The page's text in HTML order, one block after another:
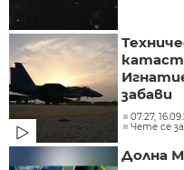
забави
07:27,
Чете се
Долна